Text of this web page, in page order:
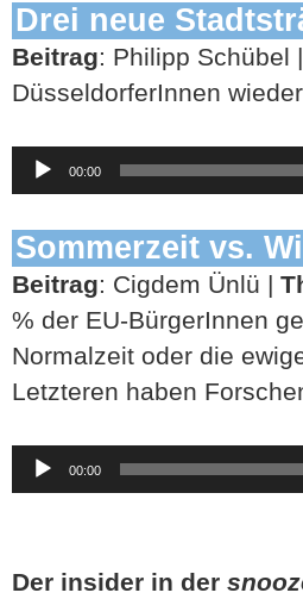
Drei neue
Beitrag: Philipp Schübel |
DüsseldorferInnen
Audio-
Player
00:00
Sommerzeit vs.
Beitrag: Cigdem Ünlü |
% der EU-BürgerInnen
Normalzeit oder die
Letzteren haben
Audio-
Player
00:00
Der insider in der